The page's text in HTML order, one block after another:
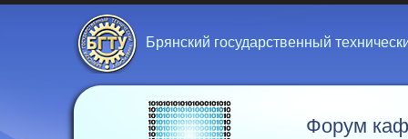
Брянский государственный
Форум